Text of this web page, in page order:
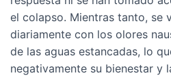
el colapso. Mientras tanto, se
diariamente con los olores
de las aguas estancadas, lo
negativamente su bienestar y